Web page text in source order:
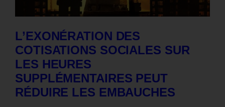
L’EXONÉRATION DES
COTISATIONS SOCIALES SUR
LES HEURES
SUPPLÉMENTAIRES PEUT
RÉDUIRE LES EMBAUCHES